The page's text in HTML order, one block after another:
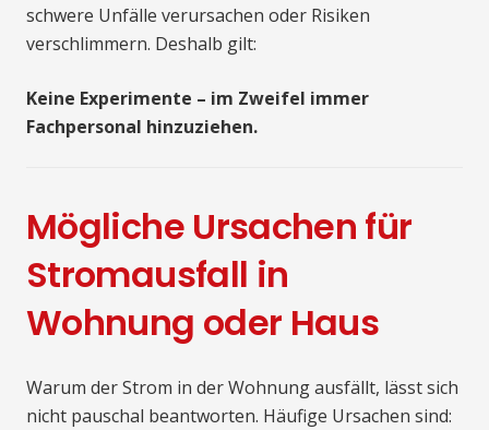
schwere Unfälle verursachen oder Risiken
verschlimmern. Deshalb gilt:
Keine Experimente – im Zweifel immer
Fachpersonal hinzuziehen.
Mögliche Ursachen für
Stromausfall in
Wohnung oder Haus
Warum der Strom in der Wohnung ausfällt, lässt sich
nicht pauschal beantworten. Häufige Ursachen sind: